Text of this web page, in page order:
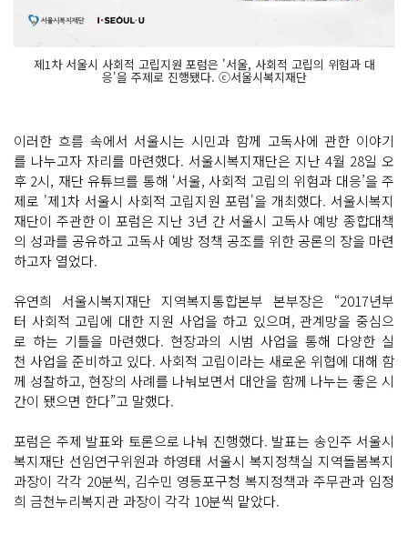
제1차 서울시 사회적 고립지원 포럼은 '서울, 사회적 고립의 위험과 대
응'을 주제로 진행됐다. ⓒ서울시복지재단
이러한 흐름 속에서 서울시는 시민과 함께 고독사에 관한 이야기
를 나누고자 자리를 마련했다. 서울시복지재단은 지난 4월 28일 오
후 2시, 재단 유튜브를 통해 ‘서울, 사회적 고립의 위험과 대응’을 주
제로 '제1차 서울시 사회적 고립지원 포럼'을 개최했다. 서울시복지
재단이 주관한 이 포럼은 지난 3년 간 서울시 고독사 예방 종합대책
의 성과를 공유하고 고독사 예방 정책 공조를 위한 공론의 장을 마련
하고자 열었다.
유연희 서울시복지재단 지역복지통합본부 본부장은 “2017년부
터 사회적 고립에 대한 지원 사업을 하고 있으며, 관계망을 중심으
로 하는 기틀을 마련했다. 현장과의 시범 사업을 통해 다양한 실
천 사업을 준비하고 있다. 사회적 고립이라는 새로운 위협에 대해 함
께 성찰하고, 현장의 사례를 나눠보면서 대안을 함께 나누는 좋은 시
간이 됐으면 한다”고 말했다.
포럼은 주제 발표와 토론으로 나눠 진행했다. 발표는 송인주 서울시
복지재단 선임연구위원과 하영태 서울시 복지정책실 지역돌봄복지
과장이 각각 20분씩, 김수민 영등포구청 복지정책과 주무관과 임정
희 금천누리복지관 과장이 각각 10분씩 맡았다.